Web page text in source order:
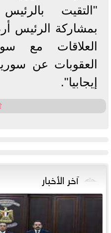
"التقيت
بمشاركة الرئيس
العلاقات مع
العقوبات عن
إيجابيا".
آخر الأخبار